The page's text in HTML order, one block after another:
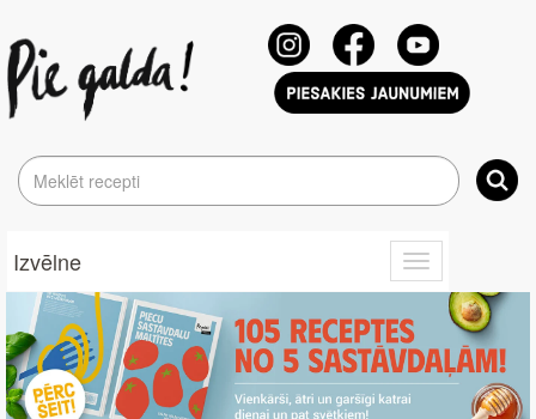
Toggle
navigation
Izvēlne